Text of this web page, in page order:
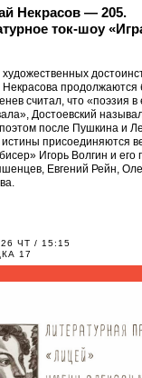
Некрасов — 205.
ток-шоу
Некрасова продолжаются
считал, что «поэзия в
Достоевский
после Пушкина и
истины присоединяются
Игорь Волгин и его
Евгений Рейн,
ЧТ / 15:15
17